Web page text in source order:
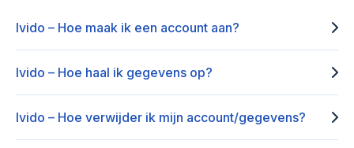
Ivido – Hoe maak ik een account aan?
Ivido – Hoe haal ik gegevens op?
Ivido – Hoe verwijder ik mijn account/gegevens?